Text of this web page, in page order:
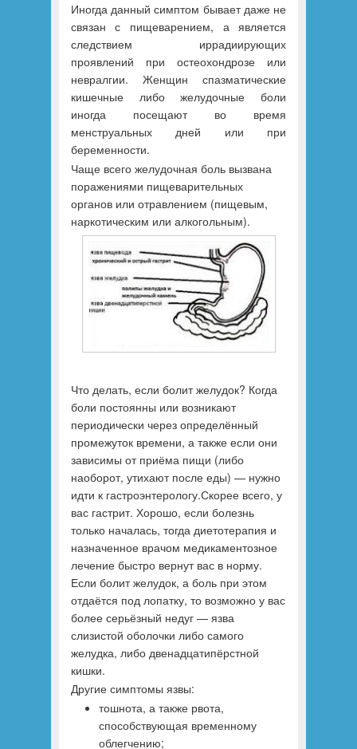
Иногда данный симптом бывает даже не
связан с пищеварением, а является
следствием иррадиирующих
проявлений при остеохондрозе или
невралгии. Женщин спазматические
кишечные либо желудочные боли
иногда посещают во время
менструальных дней или при
беременности.
Чаще всего желудочная боль вызвана
поражениями пищеварительных
органов или отравлением (пищевым,
наркотическим или алкогольным).
Что делать, если болит желудок? Когда
боли постоянны или возникают
периодически через определённый
промежуток времени, а также если они
зависимы от приёма пищи (либо
наоборот, утихают после еды) — нужно
идти к гастроэнтерологу.Скорее всего, у
вас гастрит. Хорошо, если болезнь
только началась, тогда диетотерапия и
назначенное врачом медикаментозное
лечение быстро вернут вас в норму.
Если болит желудок, а боль при этом
отдаётся под лопатку, то возможно у вас
более серьёзный недуг — язва
слизистой оболочки либо самого
желудка, либо двенадцатипёрстной
кишки.
Другие симптомы язвы:
тошнота, а также рвота,
способствующая временному
облегчению;